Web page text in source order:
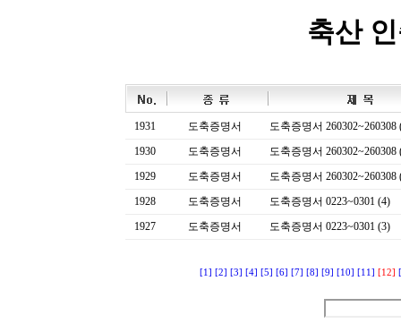
축산
1931 도축증명서
도축증명서 260302~260308
1930
도축증명서
도축증명서 260302~260308
1929
도축증명서
도축증명서 260302~260308
1928
도축증명서
도축증명서 0223~0301 (4)
1927
도축증명서 도축증명서 0223~0301 (3)
[1] [2] [3] [4] [5] [6] [7] [8] [9] [10] [11] [12]